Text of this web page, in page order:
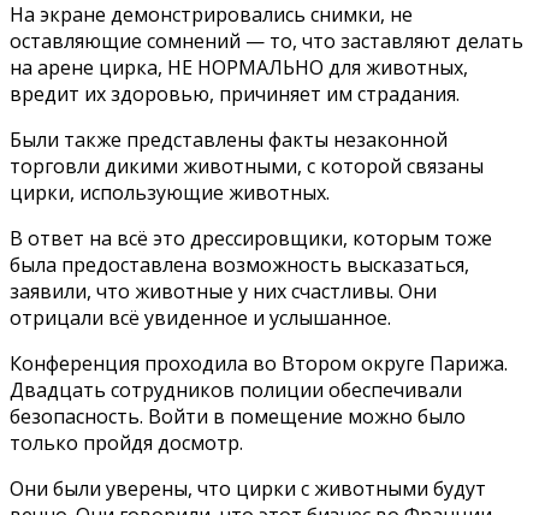
На экране демонстрировались снимки, не
оставляющие сомнений — то, что заставляют делать
на арене цирка, НЕ НОРМАЛЬНО для животных,
вредит их здоровью, причиняет им страдания.
Были также представлены факты незаконной
торговли дикими животными, с которой связаны
цирки, использующие животных.
В ответ на всё это дрессировщики, которым тоже
была предоставлена возможность высказаться,
заявили, что животные у них счастливы. Они
отрицали всё увиденное и услышанное.
Конференция проходила во Втором округе Парижа.
Двадцать сотрудников полиции обеспечивали
безопасность. Войти в помещение можно было
только пройдя досмотр.
Они были уверены, что цирки с животными будут